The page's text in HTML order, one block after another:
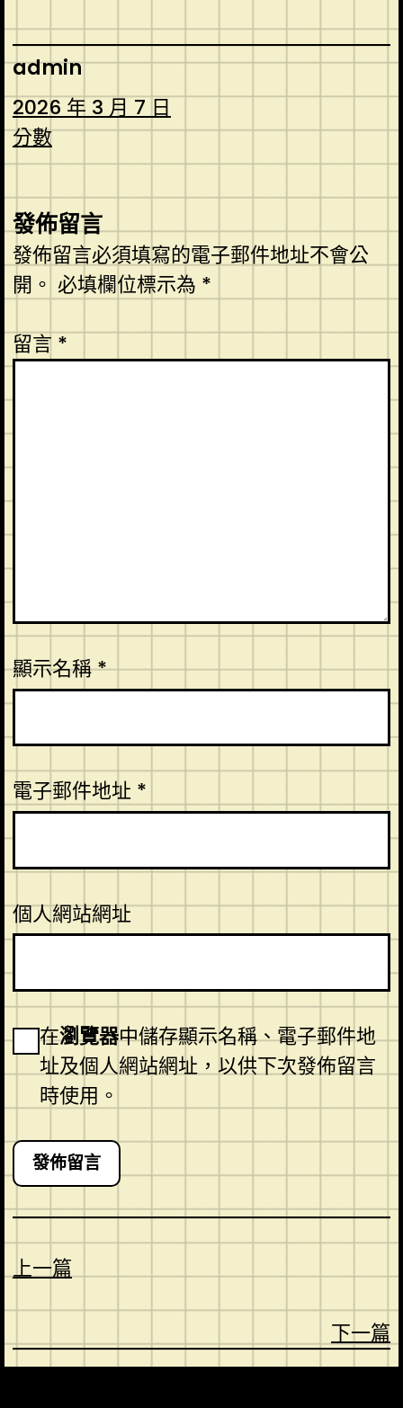
admin
2026 年 3 月 7 日
分數
發佈留言
發佈留言必須填寫的電子郵件地址不會公
開。 必填欄位標示為 *
留言 *
顯示名稱*
電子郵件地址 *
個人網站網址
在瀏覽器中儲存顯示名稱、電子郵件地
址及個人網站網址，以供下次發佈留言
時使用。
上一篇
下一篇